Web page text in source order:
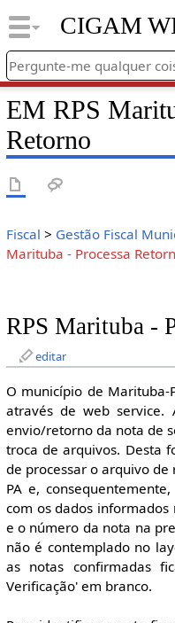
CIGAM
EM RPS
Retorno
Fiscal > Gestão Fiscal
Marituba - Processa
RPS Marituba -
editar
O município de Marituba-
através de web service.
envio/retorno da nota de
troca de arquivos. Desta
de processar o arquivo
PA e,
com os dados
e o número da nota na
não é contemplado no
as notas confirmadas
Verificação' em branco.